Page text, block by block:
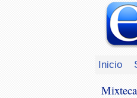
Inicio
Mixteca